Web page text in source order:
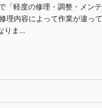
「軽度の修理・調整・メンテ
理内容によって作業が違って
りま...